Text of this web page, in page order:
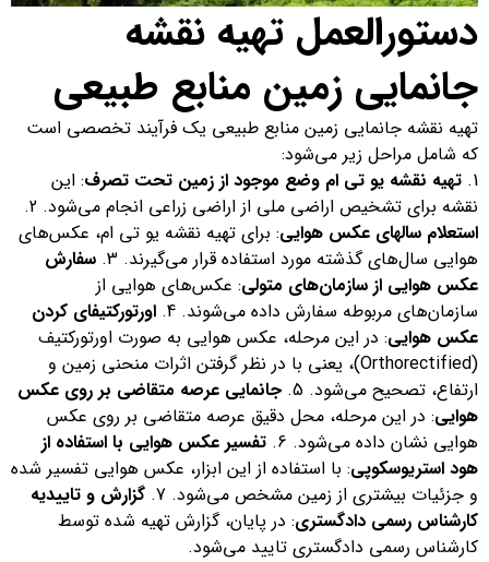
دستورالعمل تهیه نقشه
جانمایی زمین منابع طبیعی
تهیه نقشه جانمایی زمین منابع طبیعی یک فرآیند تخصصی است
که شامل مراحل زیر می‌شود:
1. تهیه نقشه یو تی ام وضع موجود از زمین تحت تصرف: این
نقشه برای تشخیص اراضی ملی از اراضی زراعی انجام می‌شود. 2.
استعلام سالهای عکس هوایی: برای تهیه نقشه یو تی ام، عکس‌های
هوایی سال‌های گذشته مورد استفاده قرار می‌گیرند. 3.
سفارش
عکس هوایی از سازمان‌های متولی: عکس‌های هوایی از
سازمان‌های مربوطه سفارش داده می‌شوند. 4.
اورتورکتیفای کردن
عکس هوایی: در این مرحله، عکس هوایی به صورت اورتورکتیف
(Orthorectified)، یعنی با در نظر گرفتن اثرات منحنی زمین و
ارتفاع، تصحیح می‌شود. 5.
جانمایی عرصه متقاضی بر روی عکس
هوایی: در این مرحله، محل دقیق عرصه متقاضی بر روی عکس
هوایی نشان داده می‌شود. 6.
تفسیر عکس هوایی با استفاده از
هود استریوسکوپی: با استفاده از این ابزار، عکس هوایی تفسیر شده
و جزئیات بیشتری از زمین مشخص می‌شود. 7.
گزارش و تاییدیه
کارشناس رسمی دادگستری: در پایان، گزارش تهیه شده توسط
کارشناس رسمی دادگستری تایید می‌شود.